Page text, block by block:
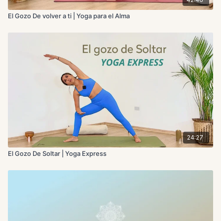
El Gozo De volver a ti | Yoga para el Alma
24:27
El Gozo De Soltar | Yoga Express